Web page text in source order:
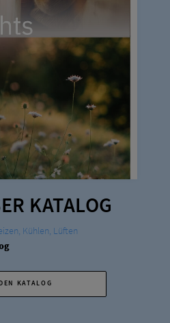
KATALOG
Kühlen, Lüften
KATALOG